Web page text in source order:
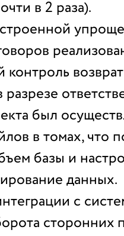
в 2 раза).
был
в томах, что
базы и
данных.
с
сторонних